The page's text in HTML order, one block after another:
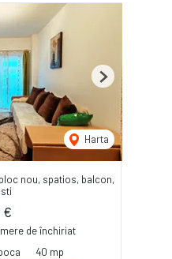
Harta
Next
nou, spatios, balcon,
€
de închiriat
40 mp